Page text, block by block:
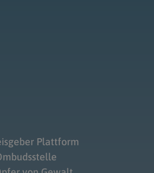
Plattform